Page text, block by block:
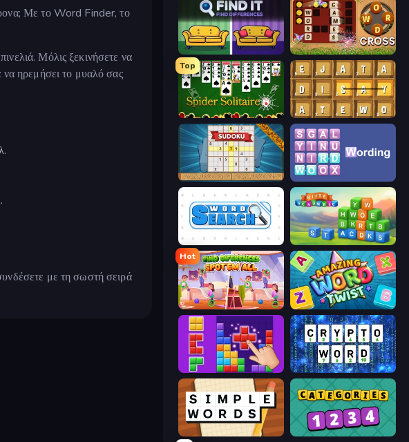
Με το Word Finder, το
Μόλις ξεκινήσετε να
να ηρεμήσει το μυαλό σας
με τη σωστή σειρά
Find It - Find The Differences Word Cross
Top
Spider Solitaire Waffle Words
Sudoku Online Wording
Word Search Kitty Scramble: Word Stacks
Hot
Find Differences: Spot 'Em All Amazing Word Twist
BlockBuster Puzzle Cryptoword
Simple Words Categories